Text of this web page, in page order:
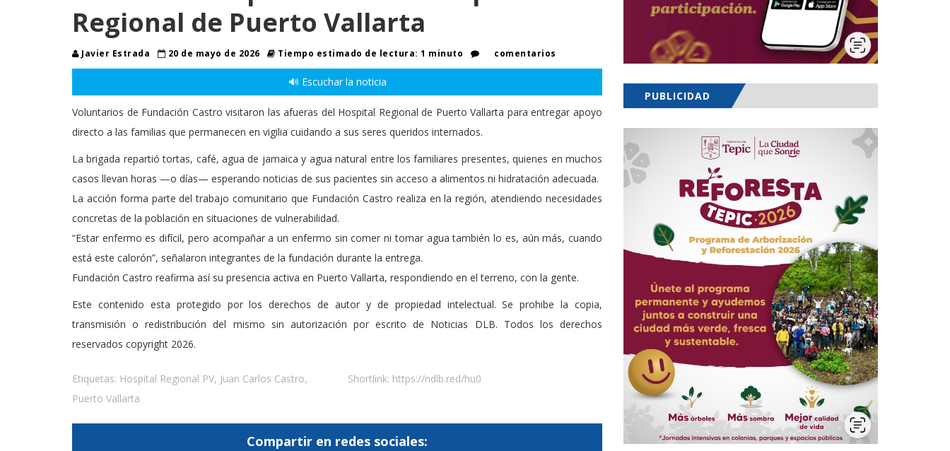
Regional de Puerto Vallarta
Javier Estrada 20 de mayo de 2026 Tiempo estimado de lectura: 1 minuto comentarios
🔊 Escuchar la noticia
Voluntarios de Fundación Castro visitaron las afueras del Hospital Regional de Puerto Vallarta para entregar apoyo
directo a las familias que permanecen en vigilia cuidando a sus seres queridos internados.
La brigada repartió tortas, café, agua de jamaica y agua natural entre los familiares presentes, quienes en muchos
casos llevan horas —o días— esperando noticias de sus pacientes sin acceso a alimentos ni hidratación adecuada.
La acción forma parte del trabajo comunitario que Fundación Castro realiza en la región, atendiendo necesidades
concretas de la población en situaciones de vulnerabilidad.
“Estar enfermo es difícil, pero acompañar a un enfermo sin comer ni tomar agua también lo es, aún más, cuando
está este calorón”, señalaron integrantes de la fundación durante la entrega.
Fundación Castro reafirma así su presencia activa en Puerto Vallarta, respondiendo en el terreno, con la gente.
Este contenido esta protegido por los derechos de autor y de propiedad intelectual. Se prohibe la copia,
transmisión o redistribución del mismo sin autorización por escrito de Noticias DLB. Todos los derechos
reservados copyright 2026.
Etiquetas: Hospital Regional PV, Juan Carlos Castro,
Puerto Vallarta
Shortlink: https://ndlb.red/hu0
Compartir en redes sociales:
PUBLICIDAD